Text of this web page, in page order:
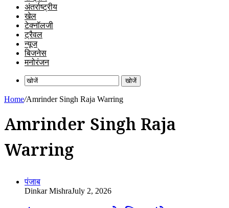
अंतर्राष्ट्रीय
खेल
टेक्नॉलजी
ट्रैवल
न्यूज
बिजनेस
मनोरंजन
खोजें
Home/Amrinder Singh Raja Warring
Amrinder Singh Raja
Warring
पंजाब
Dinkar MishraJuly 2, 2026